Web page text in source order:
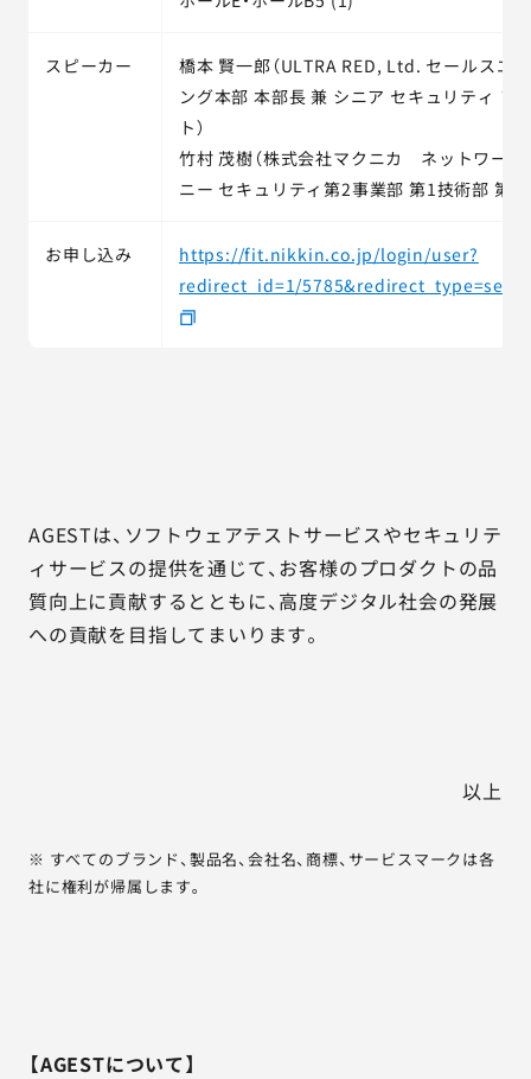
スピーカー
橋本 賢一郎（ULTRA RED, Ltd. セールスエ
ング本部 本部長 兼 シニア セキュリティ ア
ト）
竹村 茂樹（株式会社マクニカ ネットワーク
ニー セキュリティ第2事業部 第1技術部 第1
お申し込み
https://fit.nikkin.co.jp/login/user?
redirect_id=1/
AGESTは、ソフトウェアテストサービスやセキュリテ
ィサービスの提供を通じて、お客様のプロダクトの品
質向上に貢献するとともに、高度デジタル社会の発展
への貢献を目指してまいります。
以上
※ すべてのブランド、製品名、会社名、商標、サービスマークは各
社に権利が帰属します。
【AGESTについて】